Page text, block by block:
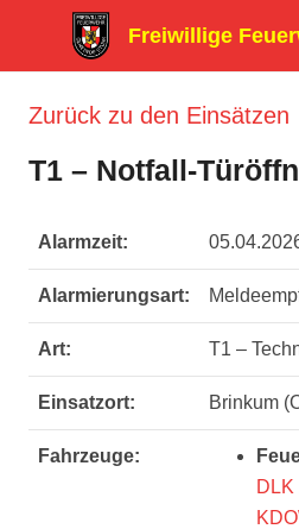
Freiwillige
Zurück zu den Einsätzen
T1 – Notfall-
Alarmzeit:
Alarmierungsart:
Art: T1 –
Einsatzort: Brinkum
Fahrzeuge:
DLK